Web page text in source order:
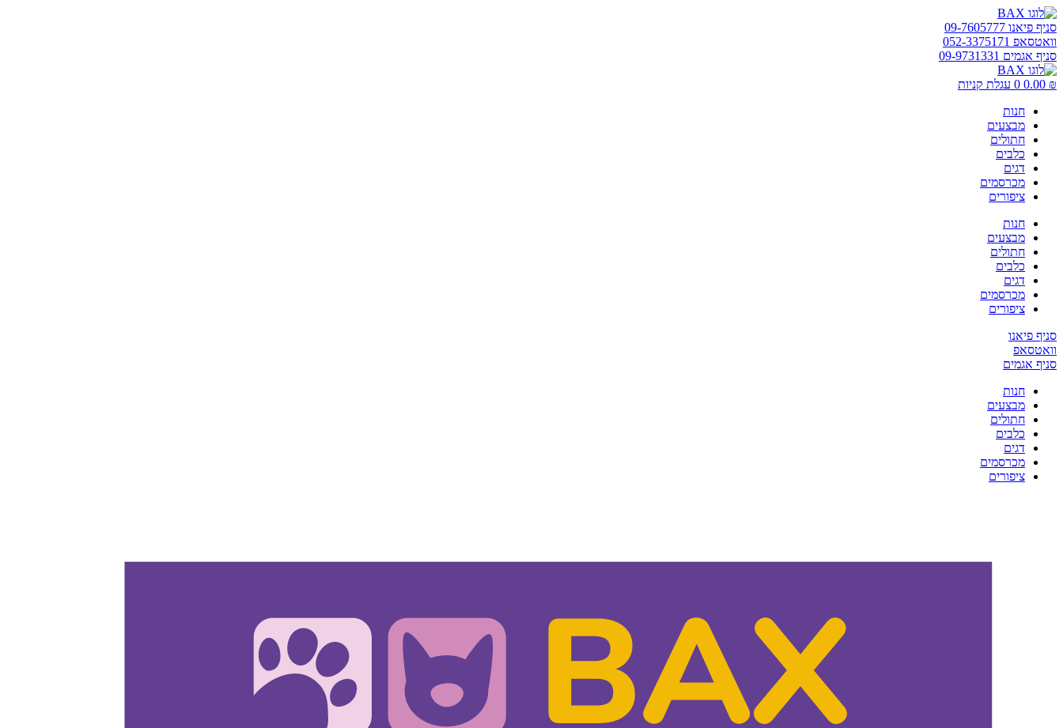
דלג
לתוכן
סניף פיאנו 09-7605777
וואטסאפ 052-3375171
סניף אגמים 09-9731331
0.00 ₪
0 עגלת קניות
חנות
מבצעים
חתולים
כלבים
דגים
מכרסמים
ציפורים
חנות
מבצעים
חתולים
כלבים
דגים
מכרסמים
ציפורים
סניף פיאנו
וואטסאפ
סניף אגמים
חנות
מבצעים
חתולים
כלבים
דגים
מכרסמים
ציפורים